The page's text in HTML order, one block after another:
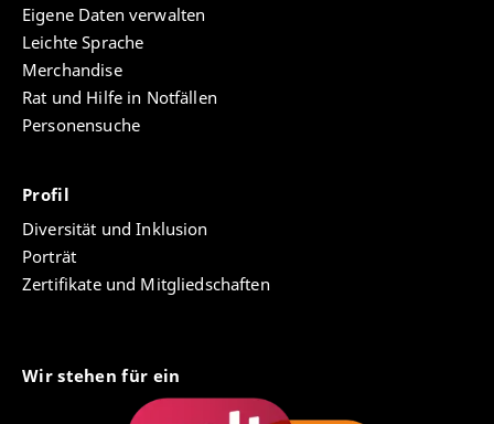
Eigene Daten verwalten
Leichte Sprache
Merchandise
Rat und Hilfe in Notfällen
Personensuche
Profil
Diversität und Inklusion
Porträt
Zertifikate und Mitgliedschaften
Wir stehen für ein